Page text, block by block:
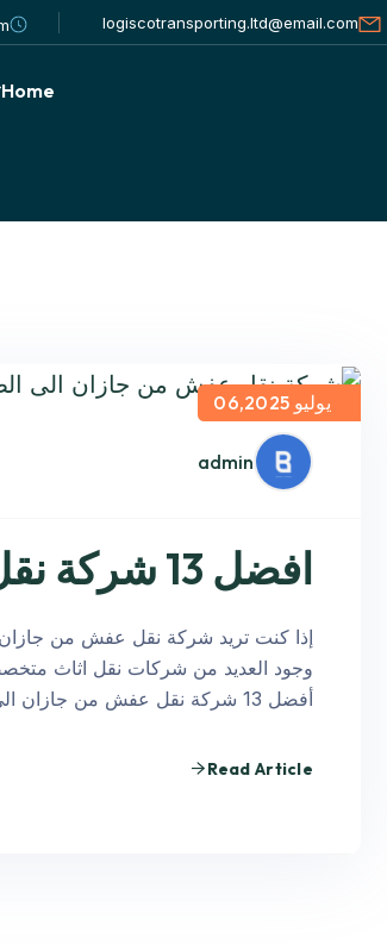
logiscotransporting.ltd@email.com
Home
admin
يوليو 06,2025
افضل 13 شركة نقل عفش من جازان الى الطائف
إذا كنت تريد شركة نقل عفش من جازان
وجود العديد من شركات نقل اثاث
أفضل 13 شركة نقل عفش من جازان الى الطائف، مع تسليط…
Read Article